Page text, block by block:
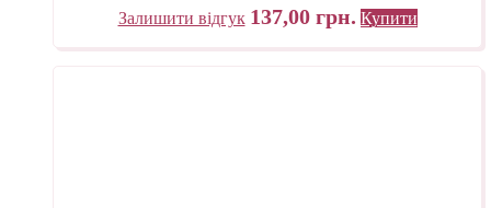
Залишити відгук 137,00 грн. Купити